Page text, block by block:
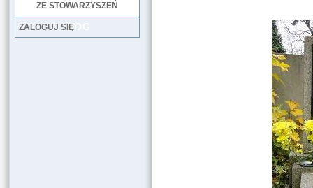
ZE STOWARZYSZEŃ
LOG
ZALOGUJ SIĘ